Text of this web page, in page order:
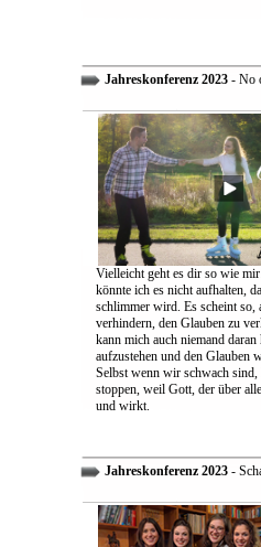
Jahreskonferenz 2023- No
Vielleicht geht es dir so wie
könnte ich es nicht aufhalten,
schlimmer wird. Es scheint so,
verhindern, den Glauben zu
kann mich auch niemand
aufzustehen und den Glauben
Selbst wenn wir schwach sind,
stoppen, weil Gott, der über
und wirkt.
Jahreskonferenz 2023-